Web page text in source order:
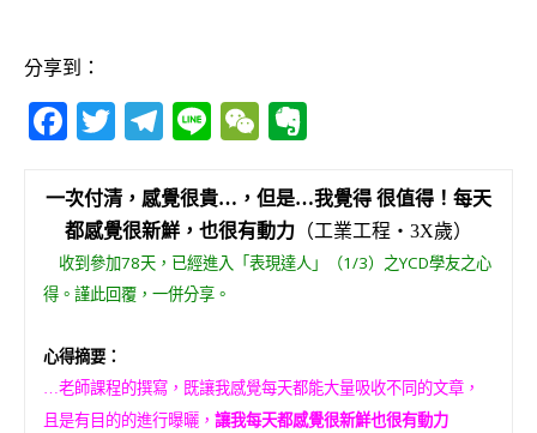
分享到：
F
c
e
b
o
o
k
T
it
te
r
T
e
g
ra
m
Li
e
W
C
h
at
e
r
n
一次付清，感覺很貴… ，但是…我覺得 很值得！每天
都感覺很新鮮，也很有動力 （工業工程‧3X歲）
收到參加78天，已經進入「表現達人」（1/3）之YCD學友之心
得。謹此回覆，一併分享。
心得摘要：
…老師課程的撰寫，既讓我感覺每天都能大量吸收不同的文章，
且是有目的的進行曝曬， 讓我每天都感覺很新鮮也很有動力